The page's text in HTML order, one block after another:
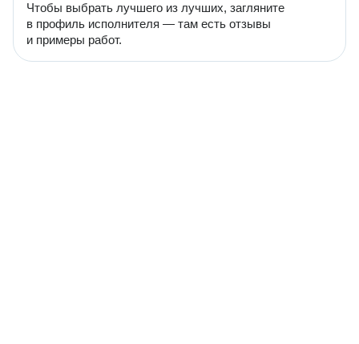
Чтобы выбрать лучшего из лучших, загляните
в профиль исполнителя — там есть отзывы
и примеры работ.